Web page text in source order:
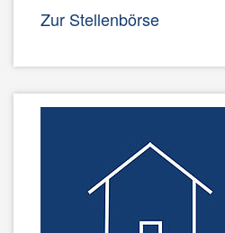
Zur Stellenbörse